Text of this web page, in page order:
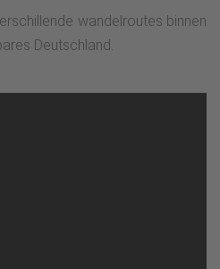
wandelroutes binnen
Deutschland.